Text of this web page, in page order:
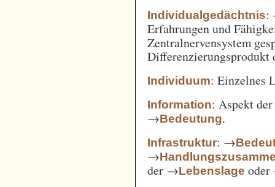
Individualgedächtnis:
Erfahrungen und
Zentralnervensystem
Individuum: Einzelnes
Information: Aspekt
→Bedeutung.
Infrastruktur: →
→
der →Lebenslage